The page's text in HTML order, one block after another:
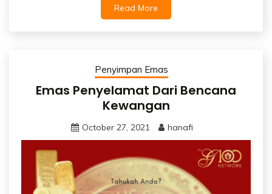
Read More
Penyimpan Emas
Emas Penyelamat Dari Bencana
Kewangan
October 27, 2021 hanafi